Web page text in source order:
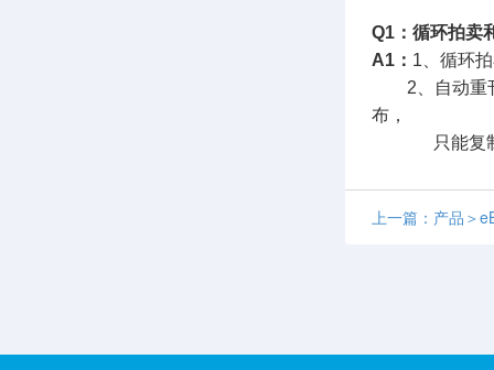
Q1：循环拍卖
A1： 1、循环
2、自动重刊
布，
只能复制为
上一篇：产品＞